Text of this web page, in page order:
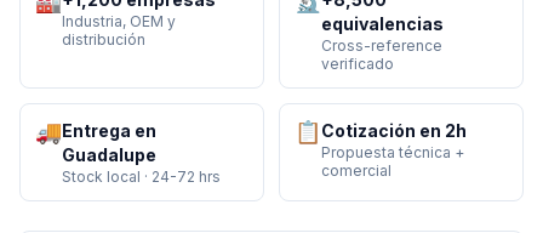
Industria, OEM y
distribución
equivalencias
Cross-reference
verificado
🚚Entrega en
Guadalupe
Stock local · 24-72 hrs
📋 Cotización en 2h
Propuesta técnica +
comercial